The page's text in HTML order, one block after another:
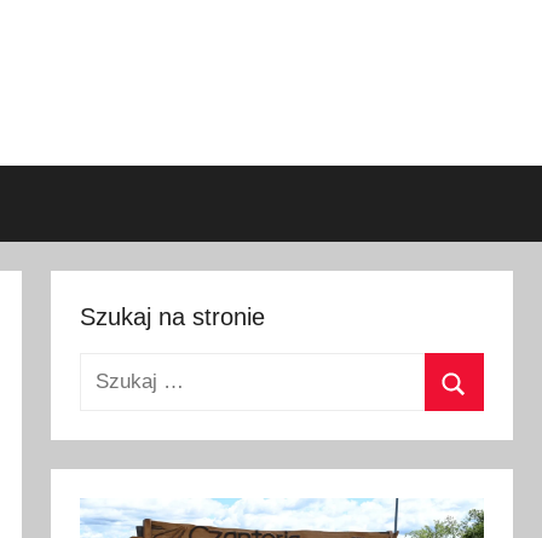
Szukaj na stronie
Szukaj: